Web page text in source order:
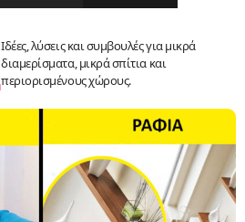
Ιδέες, λύσεις και συμβουλές για μικρά
διαμερίσματα, μικρά σπίτια και
περιορισμένους χώρους.